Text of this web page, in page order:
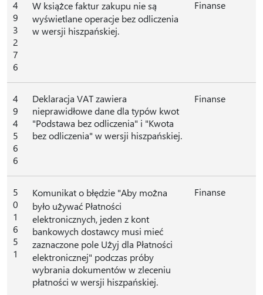
4
9
3
2
7
6
W książce faktur zakupu nie są
wyświetlane operacje bez odliczenia
w wersji hiszpańskiej.
Finanse
4
9
4
5
6
6
Deklaracja VAT zawiera
nieprawidłowe dane dla typów kwot
"Podstawa bez odliczenia" i "Kwota
bez odliczenia" w wersji hiszpańskiej.
Finanse
5
0
1
6
5
1
Komunikat o błędzie "Aby można
było używać Płatności
elektronicznych, jeden z kont
bankowych dostawcy musi mieć
zaznaczone pole Użyj dla Płatności
elektronicznej" podczas próby
wybrania dokumentów w zleceniu
płatności w wersji hiszpańskiej.
Finanse